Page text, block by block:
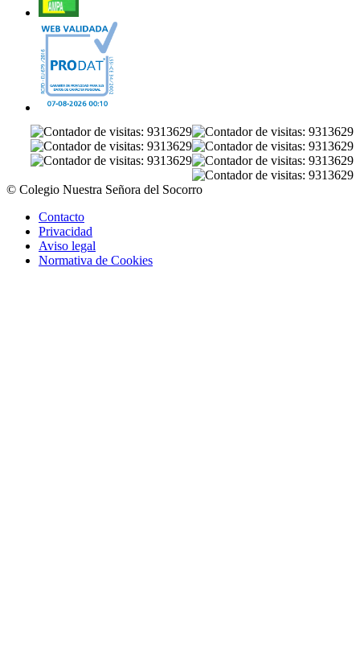
© Colegio Nuestra Señora del Socorro
Contacto
Privacidad
Aviso legal
Normativa de Cookies